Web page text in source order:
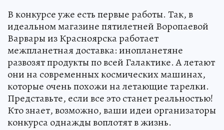
В конкурсе уже есть первые работы. Так, в
идеальном магазине пятилетней Воропаевой
Варвары из Красноярска работает
межпланетная доставка: инопланетяне
развозят продукты по всей Галактике. А летают
они на современных космических машинах,
которые очень похожи на летающие тарелки.
Представьте, если все это станет реальностью!
Кто знает, возможно, ваши идеи организаторы
конкурса однажды воплотят в жизнь.